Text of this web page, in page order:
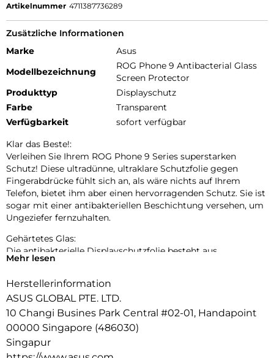
Artikelnummer 4711387736289
Zusätzliche Informationen
Marke
Asus
Modellbezeichnung
ROG Phone 9 Antibacterial Glass
Screen Protector
Produkttyp
Displayschutz
Farbe
Transparent
Verfügbarkeit
sofort verfügbar
Klar das Beste!:
Verleihen Sie Ihrem ROG Phone 9 Series superstarken
Schutz! Diese ultradünne, ultraklare Schutzfolie gegen
Fingerabdrücke fühlt sich an, als wäre nichts auf Ihrem
Telefon, bietet ihm aber einen hervorragenden Schutz. Sie ist
sogar mit einer antibakteriellen Beschichtung versehen, um
Ungeziefer fernzuhalten.
Gehärtetes Glas:
Die antibakterielle Displayschutzfolie besteht aus
widerstandsfähigem Glas – mit einer Härte von 9H – und
Härtung und die Kantenbehandlung verleihen dem Glas
mehr Festigkeit, um Ihr Telefon vor unvermeidlichen
Unfällen zu schützen.
Wirksamer antibakterieller Schutz:
Damit Ihr Handy hygienisch bleibt, haben wir eine
Mehr lesen
Herstellerinformation
ASUS GLOBAL PTE. LTD.
10 Changi Busines Park Central #02-01, Handapoint
00000 Singapore (486030)
Singapur